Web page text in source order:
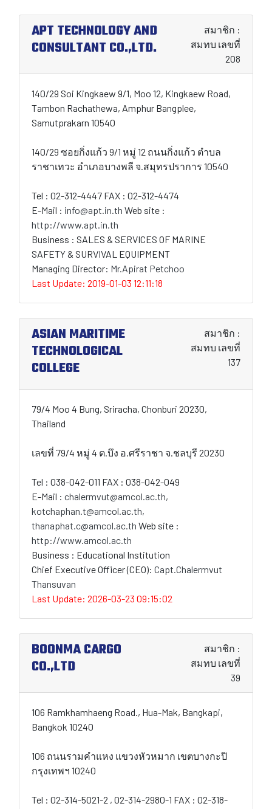
APT TECHNOLOGY AND
CONSULTANT CO.,LTD.
สมาชิก :
สมทบ เลขที่
208
140/29 Soi Kingkaew 9/1, Moo 12, Kingkaew Road,
Tambon Rachathewa, Amphur Bangplee,
Samutprakarn 10540
140/29 ซอยกิ่งแก้ว 9/1 หมู่ 12 ถนนกิ่งแก้ว ตำบล
ราชาเทวะ อำเภอบางพลี จ.สมุทรปราการ 10540
Tel : 02-312-4447 FAX : 02-312-4474
E-Mail : info@apt.in.th Web site :
http://www.apt.in.th
Business : SALES & SERVICES OF MARINE
SAFETY & SURVIVAL EQUIPMENT
Managing Director: Mr.Apirat Petchoo
Last Update: 2019-01-03 12:11:18
ASIAN MARITIME
TECHNOLOGICAL
COLLEGE
สมาชิก :
สมทบ เลขที่
137
79/4 Moo 4 Bung, Sriracha, Chonburi 20230,
Thailand
เลขที่ 79/4 หมู่ 4 ต.บึง อ.ศรีราชา จ.ชลบุรี 20230
Tel : 038-042-011 FAX : 038-042-049
E-Mail : chalermvut@amcol.ac.th,
kotchaphan.t@amcol.ac.th,
thanaphat.c@amcol.ac.th Web site :
http://www.amcol.ac.th
Business : Educational Institution
Chief Executive Officer (CEO): Capt.Chalermvut
Thansuvan
Last Update: 2026-03-23 09:15:02
BOONMA CARGO
CO.,LTD
สมาชิก :
สมทบ เลขที่
39
106 Ramkhamhaeng Road., Hua-Mak, Bangkapi,
Bangkok 10240
106 ถนนรามคำแหง แขวงหัวหมาก เขตบางกะปิ
กรุงเทพฯ 10240
Tel : 02-314-5021-2 , 02-314-2980-1 FAX : 02-318-